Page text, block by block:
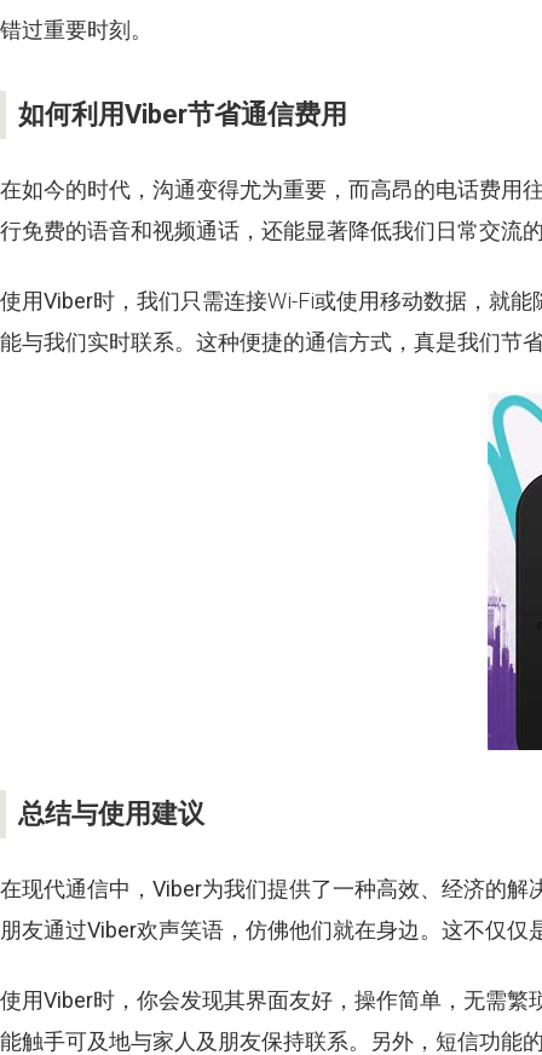
错过重要时刻。
如何利用Viber节省通信费用
在如今的时代，沟通变得尤为重要，而高昂的电话费用
行免费的语音和视频通话，还能显著降低我们日常交流
使用Viber时，我们只需连接Wi-Fi或使用移动数据，就
能与我们实时联系。这种便捷的通信方式，真是我们节
总结与使用建议
在现代通信中， Viber为我们提供了一种高效、经济的解
朋友通过Viber欢声笑语，仿佛他们就在身边。这不仅
使用Viber时，你会发现其界面友好，操作简单，无需
能触手可及地与家人及朋友保持联系。另外，短信功能